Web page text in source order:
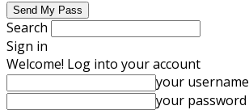
Search
Sign in
Welcome! Log into your account
your username
your password